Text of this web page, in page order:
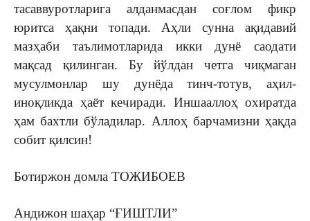
тасаввуротларига алданмасдан соғлом фикр
юритса ҳақни топади. Аҳли сунна ақидавий
мазҳаби таълимотларида икки дунё саодати
мақсад қилинган. Бу йўлдан четга чиқмаган
мусулмонлар шу дунёда тинч-тотув, аҳил-
иноқликда ҳаёт кечиради. Иншааллоҳ охиратда
ҳам бахтли бўладилар. Аллоҳ барчамизни ҳақда
собит қилсин!
Ботиржон домла ТОЖИБОЕВ
Андижон шаҳар “ҒИШТЛИ”